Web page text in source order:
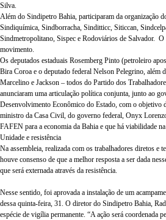
Silva.
Além do Sindipetro Bahia, participaram da organização
Sindiquímica, Sindborracha, Sinditticc, Siticcan,
Sindmetropolitano, Sispec e Rodoviários de Salvador. O
movimento.
Os deputados estaduais Rosemberg Pinto (petroleiro
Bira Coroa e o deputado federal Nelson Pelegrino, além
Marcelino e Jackson – todos do Partido dos
anunciaram uma articulação política conjunta, junto ao
Desenvolvimento Econômico do Estado, com o objetivo
ministro da Casa Civil, do governo federal, Onyx
FAFEN para a economia da Bahia e que há viabilidade
Unidade e resistência
Na assembleia, realizada com os trabalhadores diretos e
houve consenso de que a melhor resposta a ser dada
que será externada através da resistência.
Nesse sentido, foi aprovada a instalação de um
dessa quinta-feira, 31. O diretor do Sindipetro Bahia,
espécie de vigília permanente. “A ação será coordenada